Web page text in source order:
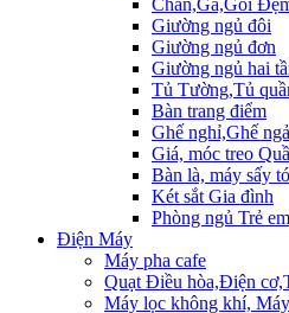
Chăn,Ga,Gối
Giường ngủ đôi
Giường ngủ đơn
Giường ngủ hai
Tủ Tường,Tủ
Bàn trang điểm
Ghế nghỉ,Ghế ngả
Giá, móc treo
Bàn là, máy sấy
Két sắt Gia đình
Phòng ngủ Trẻ em
Điện Máy
Máy pha cafe
Quạt Điều hòa,Điện
Máy lọc không khí,